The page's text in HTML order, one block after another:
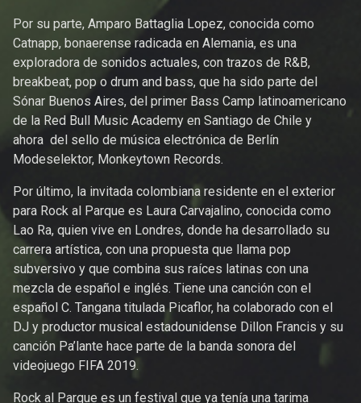
Por su parte, Amparo Battaglia Lopez, conocida como
Catnapp, bonaerense radicada en Alemania, es una
exploradora de sonidos actuales, con trazos de R&B,
breakbeat, pop o drum and bass, que ha sido parte del
Sónar Buenos Aires, del primer Bass Camp latinoamericano
de la Red Bull Music Academy en Santiago de Chile y
ahora del sello de música electrónica de Berlín
Modeselektor, Monkeytown Records.
Por último, la invitada colombiana residente en el exterior
para Rock al Parque es Laura Carvajalino, conocida como
Lao Ra, quien vive en Londres, donde ha desarrollado su
carrera artística, con una propuesta que llama pop
subversivo y que combina sus raíces latinas con una
mezcla de español e inglés. Tiene una canción con el
español C. Tangana titulada Picaflor, ha colaborado con el
DJ y productor musical estadounidense Dillon Francis y su
canción Pa’lante hace parte de la banda sonora del
videojuego FIFA 2019.
Rock al Parque es un festival que ya tenía una tarima